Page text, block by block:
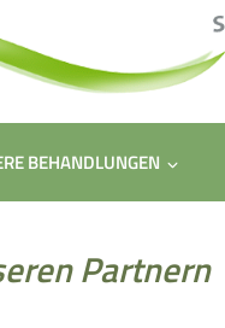
für die seele
BEHANDLUNGEN
Partnern